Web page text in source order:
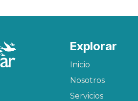
Explorar
Inicio
Nosotros
Servicios